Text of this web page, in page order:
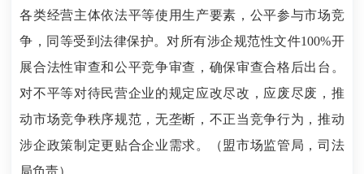
各类经营主体依法平等使用生产要素，公平参与市场竞
争，同等受到法律保护。对所有涉企规范性文件100%开
展合法性审查和公平竞争审查，确保审查合格后出台。
对不平等对待民营企业的规定应改尽改，应废尽废，推
动市场竞争秩序规范，无垄断，不正当竞争行为，推动
涉企政策制定更贴合企业需求。（盟市场监管局，司法
局负责）